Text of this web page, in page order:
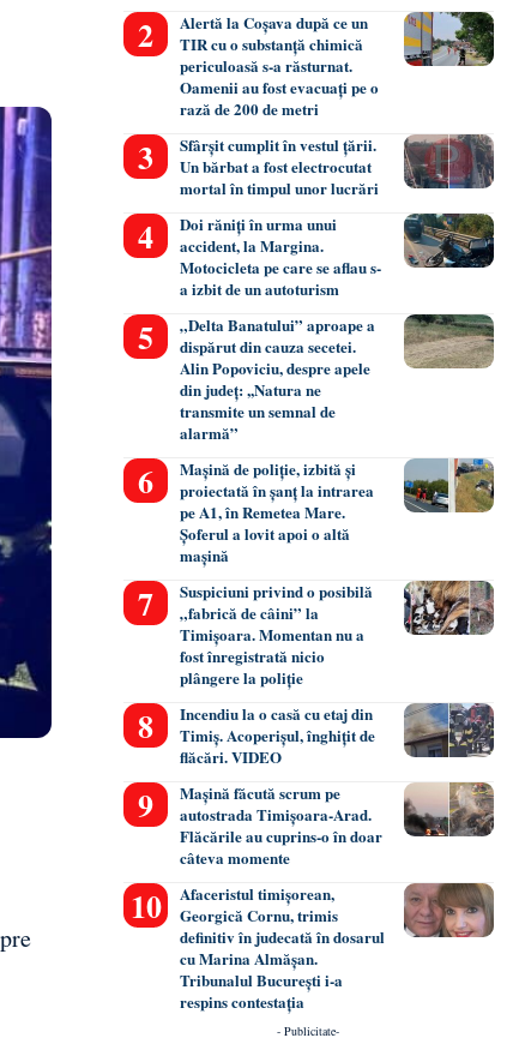
Alertă la Coșava după ce un
TIR cu o substanță chimică
periculoasă s-a răsturnat.
Oamenii au fost evacuați pe o
rază de 200 de metri
Sfârșit cumplit în vestul țării.
Un bărbat a fost electrocutat
mortal în timpul unor lucrări
Doi răniți în urma unui
accident, la Margina.
Motocicleta pe care se aflau s-
a izbit de un autoturism
„Delta Banatului” aproape a
dispărut din cauza secetei.
Alin Popoviciu, despre apele
din județ: ,,Natura ne
transmite un semnal de
alarmă”
Mașină de poliție, izbită și
proiectată în șanț la intrarea
pe A1, în Remetea Mare.
Șoferul a lovit apoi o altă
mașină
Suspiciuni privind o posibilă
„fabrică de câini” la
Timișoara. Momentan nu a
fost înregistrată nicio
plângere la poliție
Incendiu la o casă cu etaj din
Timiș. Acoperișul, înghițit de
flăcări. VIDEO
Mașină făcută scrum pe
autostrada Timișoara-Arad.
Flăcările au cuprins-o în doar
câteva momente
Afaceristul timișorean,
Georgică Cornu, trimis
definitiv în judecată în dosarul
cu Marina Almășan.
Tribunalul București i-a
respins contestația
- Publicitate-